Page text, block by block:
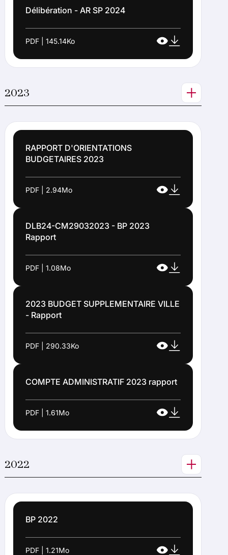
Délibération - AR SP 2024
PDF | 145.14Ko
2023
RAPPORT D'ORIENTATIONS
BUDGETAIRES 2023
PDF | 2.94Mo
DLB24-CM29032023 - BP 2023
Rapport
PDF | 1.08Mo
2023 BUDGET SUPPLEMENTAIRE VILLE
- Rapport
PDF | 290.33Ko
COMPTE ADMINISTRATIF 2023 rapport
PDF | 1.61Mo
2022
BP 2022
PDF | 1.21Mo